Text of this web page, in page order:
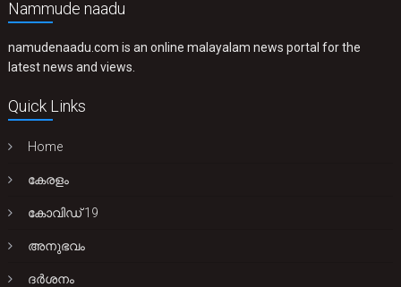
Nammude naadu
namudenaadu.com is an online malayalam news portal for the
latest news and views.
Quick Links
Home
കേരളം
കോവിഡ് 19
അനുഭവം
ദർശനം